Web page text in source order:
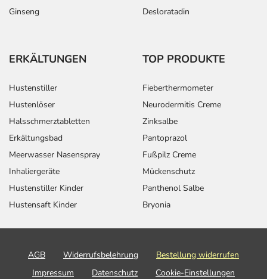
Ginseng
Desloratadin
ERKÄLTUNGEN
Hustenstiller
Hustenlöser
Halsschmerztabletten
Erkältungsbad
Meerwasser Nasenspray
Inhaliergeräte
Hustenstiller Kinder
Hustensaft Kinder
TOP PRODUKTE
Fieberthermometer
Neurodermitis Creme
Zinksalbe
Pantoprazol
Fußpilz Creme
Mückenschutz
Panthenol Salbe
Bryonia
AGB Widerrufsbelehrung
Bestellung widerrufen
Impressum
Datenschutz
Cookie-Einstellungen